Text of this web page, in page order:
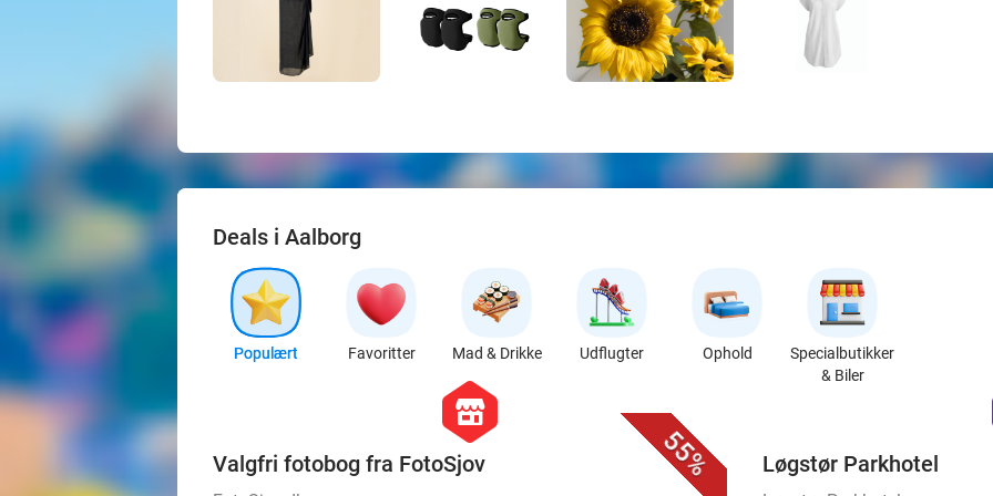
Deals i Aalborg
Populært Favoritter Mad & Drikke Udflugter Ophold
Specialbutikker
& Biler
55%
hexagon
store
Valgfri fotobog fra FotoSjov Løgstør Parkhotel